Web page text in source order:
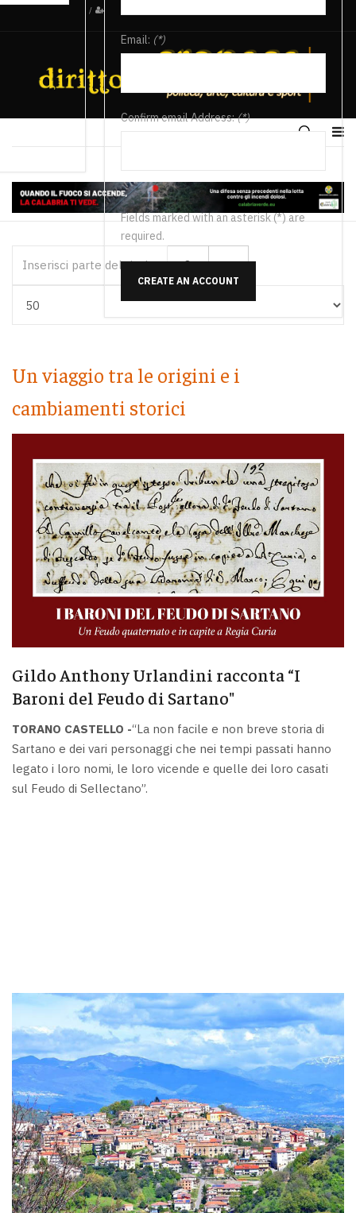
/
Email: (*)
Confirm email Address:(*)
Fields marked with an asterisk (*) are
required.
CREATE AN ACCOUNT
Un viaggio tra le origini e i
cambiamenti storici
Gildo Anthony Urlandini racconta “I
Baroni del Feudo di Sartano"
TORANO CASTELLO -“La non facile e non breve storia di
Sartano e dei vari personaggi che nei tempi passati hanno
legato i loro nomi, le loro vicende e quelle dei loro casati
sul Feudo di Sellectano”.